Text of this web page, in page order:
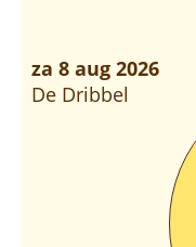
za 8 aug 2026
De Dribbel